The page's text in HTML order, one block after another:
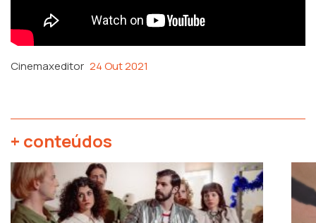
Cinemaxeditor 24 Out 2021
+ conteúdos